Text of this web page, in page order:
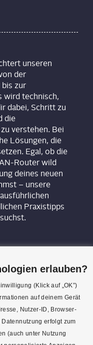
unseren
der
zur
wird technisch,
dabei, Schritt zu
die
verstehen. Bei
Lösungen, die
Egal, ob die
Router wild
deines neuen
– unsere
Praxistipps
erlauben?
(Klick auf „OK”)
auf deinem Gerät
Nutzer-ID, Browser-
erfolgt zum
(auch unter Nutzung